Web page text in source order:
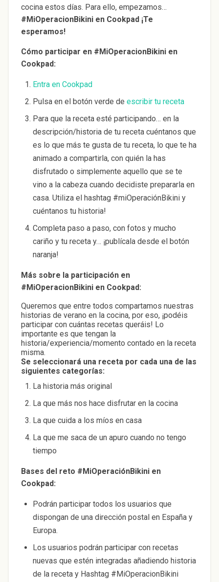
cocina estos días. Para ello, empezamos…
#MiOperacionBikini en Cookpad ¡Te
esperamos!
Cómo participar en #MiOperacionBikini en
Cookpad:
Entra en Cookpad
Pulsa en el botón verde de escribir tu receta
Para que la receta esté participando… en la
descripción/historia de tu receta cuéntanos que
es lo que más te gusta de tu receta, lo que te ha
animado a compartirla, con quién la has
disfrutado o simplemente aquello que se te
vino a la cabeza cuando decidiste prepararla en
casa. Utiliza el hashtag #miOperaciónBikiniy
cuéntanos tu historia!
Completa paso a paso, con fotos y mucho
cariño y tu receta y… ¡publícala desde el botón
naranja!
Más sobre la participación en
#MiOperacionBikini en Cookpad:
Queremos que entre todos compartamos nuestras
historias de verano en la cocina, por eso, ¡podéis
participar con cuántas recetas queráis! Lo
importante es que tengan la
historia/experiencia/momento contado en la receta
misma.
Se seleccionará una receta por cada una de las
siguientes categorías:
La historia más original
La que más nos hace disfrutar en la cocina
La que cuida a los míos en casa
La que me saca de un apuro cuando no tengo
tiempo
Bases del reto #MiOperaciónBikini en
Cookpad:
Podrán participar todos los usuarios que
dispongan de una dirección postal en España y
Europa.
Los usuarios podrán participar con recetas
nuevas que estén integradas añadiendo historia
de la receta y Hashtag #MiOperacionBikini